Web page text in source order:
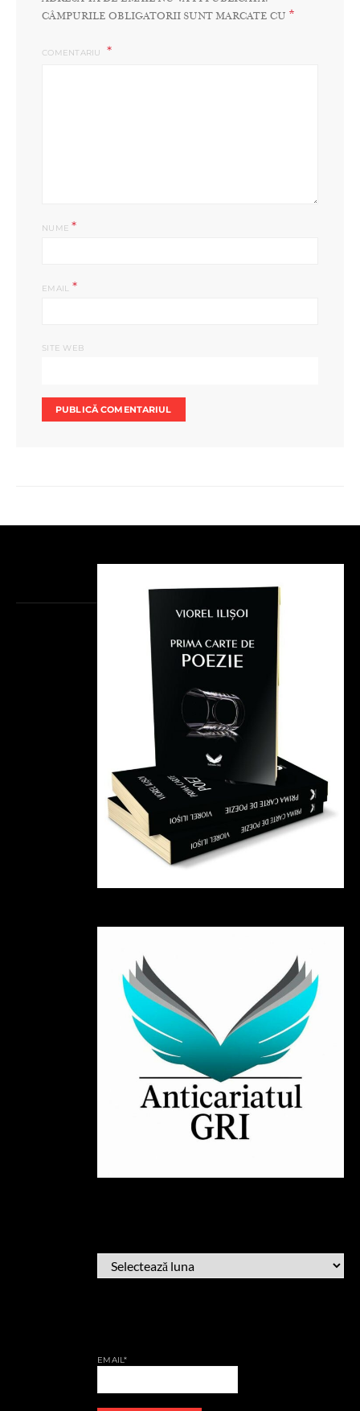
CÂMPURILE OBLIGATORII SUNT MARCATE CU *
COMENTARIU
NUME*
EMAIL *
SITE WEB
EMAIL*